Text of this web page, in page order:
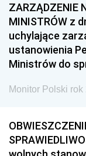
ZARZĄDZENIE
MINISTRÓW z
uchylające
ustanowienia
Ministrów do
Monitor Polski